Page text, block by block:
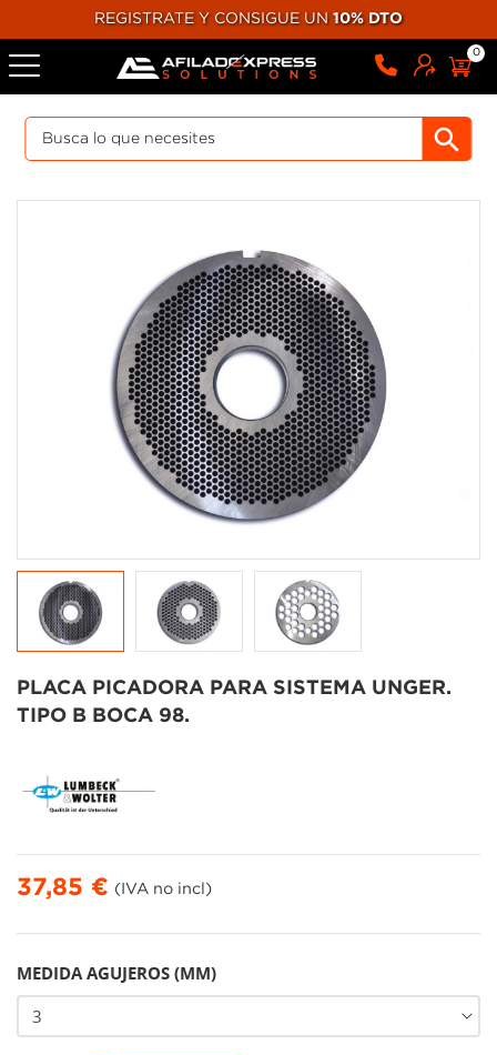
REGISTRATE Y CONSIGUE UN 10% DTO
0
PLACA PICADORA PARA SISTEMA UNGER.
TIPO B BOCA 98.
37,85 € (IVA no incl)
MEDIDA AGUJEROS (MM)